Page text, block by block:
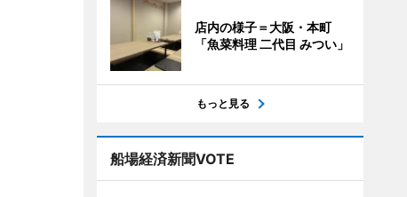
店内の様子＝大阪・本町
「魚菜料理 二代目 みつい」
もっと見る
船場経済新聞VOTE